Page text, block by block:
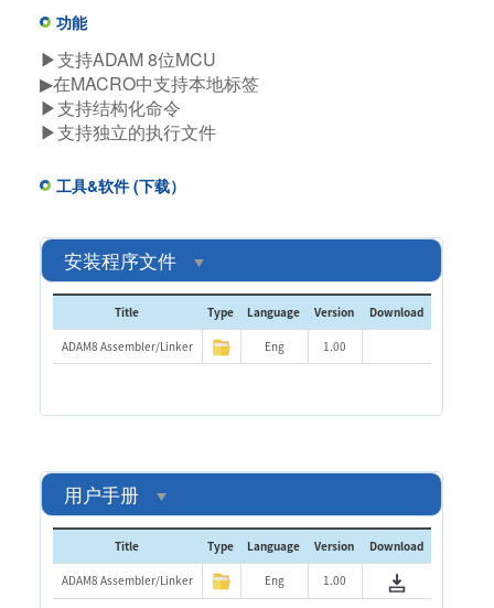
功能
▶支持ADAM 8位MCU
▶在MACRO中支持本地标签
▶支持结构化命令
▶支持独立的执行文件
工具&软件 (下载）
安装程序文件
Title Type Language Version Download
ADAM8 Assembler/Linker Eng 1.00
用户手册
Title Type Language Version Download
ADAM8 Assembler/Linker Eng 1.00